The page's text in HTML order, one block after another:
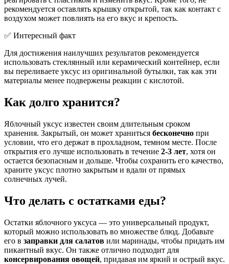
рекомендуется оставлять крышку открытой, так как контакт с
воздухом может повлиять на его вкус и крепость.
✅ Интересный факт
Для достижения наилучших результатов рекомендуется
использовать стеклянный или керамический контейнер, если
вы переливаете уксус из оригинальной бутылки, так как эти
материалы менее подвержены реакции с кислотой.
Как долго хранится?
Яблочный уксус известен своим длительным сроком
хранения. Закрытый, он может храниться бесконечно при
условии, что его держат в прохладном, темном месте. После
открытия его лучше использовать в течение 2-3 лет, хотя он
остается безопасным и дольше. Чтобы сохранить его качество,
храните уксус плотно закрытым и вдали от прямых
солнечных лучей.
Что делать с остатками еды?
Остатки яблочного уксуса — это универсальный продукт,
который можно использовать во множестве блюд. Добавьте
его в заправки для салатов или маринады, чтобы придать им
пикантный вкус. Он также отлично подходит для
консервирования овощей, придавая им яркий и острый вкус.